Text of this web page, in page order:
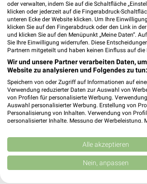
Noch mehr
der weekli
Jetzt kostenlos
Prospekte App für iOS
Kostenlos im App Store
oder verwalten, indem Sie auf die Schaltfläche
klicken oder jederzeit auf die Fingerabdruck-
unteren Ecke der Website klicken. Um Ihre
klicken Sie auf den Fingerabdruck oder den Link in
und klicken Sie auf den Menüpunkt „Meine Daten“.
Sie Ihre Einwilligung widerrufen. Diese
Partnern mitgeteilt und haben keinen Einfluss auf die
Wir und unsere Partner verarbeiten Daten,
Website zu analysieren und Folgendes zu tun:
Speichern von oder Zugriff auf Informationen auf
Verwendung reduzierter Daten zur Auswahl von
von Profilen für personalisierte Werbung.
Auswahl personalisierter Werbung. Erstellung von
Personalisierung von Inhalten. Verwendung von
personalisierter Inhalte. Messung der Werbeleistung.
Kombinationen von Daten aus verschiedenen
Verbesserung der Angebote. Verwendung reduzierter
von Inhalten.
Daten können außerhalb der Europäischen Union
USA gesendet werden.
Alle akzeptieren
Nein, anpassen